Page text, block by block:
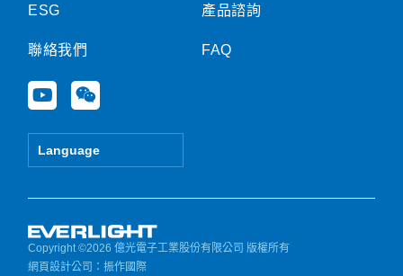
ESG
聯絡我們
Y
o
u
e
W
e
i
Language
產品諮詢
FAQ
Copyright ©2026 億光電子工業股份有限公司 版權所有
網頁設計公司 ：振作國際